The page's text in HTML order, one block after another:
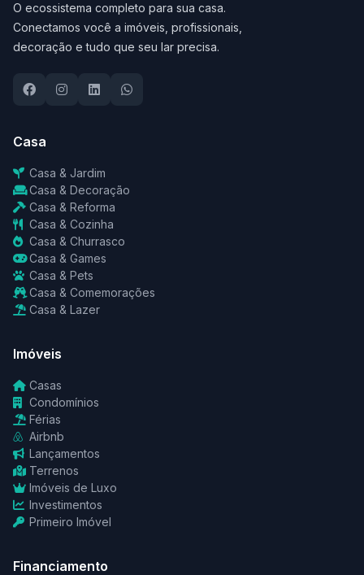
O ecossistema completo para sua casa.
Conectamos você a imóveis, profissionais,
decoração e tudo que seu lar precisa.
Casa
Casa & Jardim
Casa & Decoração
Casa & Reforma
Casa & Cozinha
Casa & Churrasco
Casa & Games
Casa & Pets
Casa & Comemorações
Casa & Lazer
Imóveis
Casas
Condomínios
Férias
Airbnb
Lançamentos
Terrenos
Imóveis de Luxo
Investimentos
Primeiro Imóvel
Financiamento